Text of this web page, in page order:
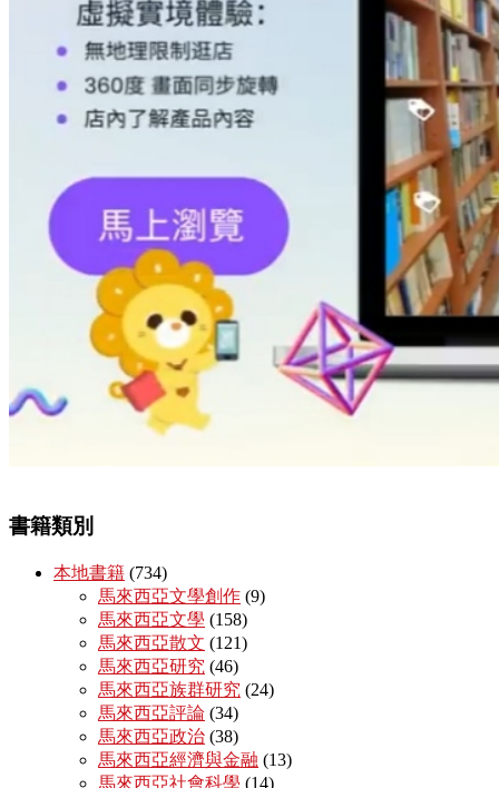
書籍類別
本地書籍 (734)
馬來西亞文學創作 (9)
馬來西亞文學 (158)
馬來西亞散文 (121)
馬來西亞研究 (46)
馬來西亞族群研究 (24)
馬來西亞評論 (34)
馬來西亞政治 (38)
馬來西亞經濟與金融 (13)
馬來西亞社會科學 (14)